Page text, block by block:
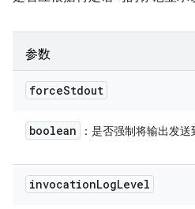
参数
forceStdout
boolean ：是否强制将输出发送
invocationLogLevel